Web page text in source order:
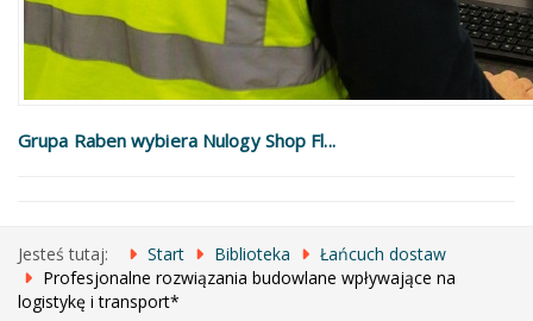
Grupa Raben wybiera Nulogy Shop Fl...
Jesteś tutaj: Start Biblioteka
Łańcuch dostaw
Profesjonalne rozwiązania budowlane wpływające na
logistykę i transport*